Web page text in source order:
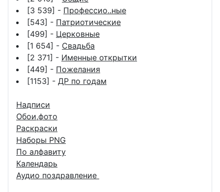
[3 539] - Профессио..ные
[543] - Патриотические
[499] - Церковные
[1 654] - Свадьба
[2 371] - Именные открытки
[449] - Пожелания
[1153] - ДР по годам
Надписи
Обои,фото
Раскраски
Наборы PNG
По алфавиту
Календарь
Аудио поздравление